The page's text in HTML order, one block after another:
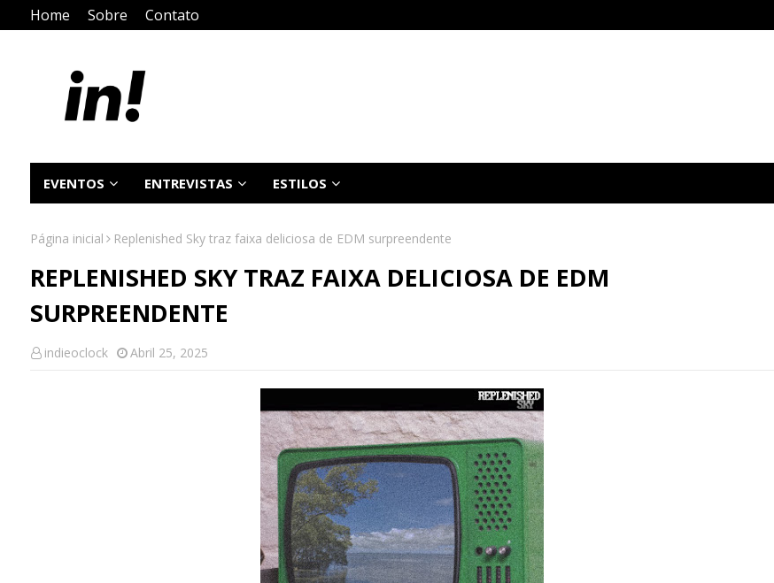
Home Sobre Contato
EVENTOS ENTREVISTAS ESTILOS
Página inicial Replenished Sky traz faixa deliciosa de EDM surpreendente
REPLENISHED SKY TRAZ FAIXA DELICIOSA DE EDM
SURPREENDENTE
indieoclock Abril 25, 2025